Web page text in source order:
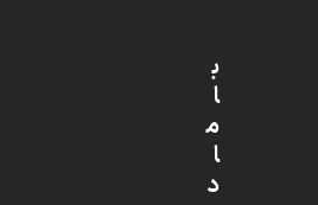
ب
ا
م
ا
د